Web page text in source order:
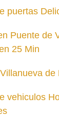
puertas
Puente de
25 Min
de
vehiculos